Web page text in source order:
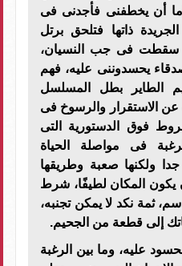
أن يخطفنى فأجدنى فى
ذاتها فتلحق برتل
سقطت فى جب النسيان،
يحسدوننى عليه، فهم
الطاير بطل المسلسل
عن الاستقرار والرسوخ فى
فوق الدستورية التى
فى مواصلة الحياة
ولكنها صعبة وطريقها
المكان لطيفًا، شرط
ثمة نكد لا يمكن تجنبه،
إلى قطعة من الجحيم.
عليه، وما بين الرغبة